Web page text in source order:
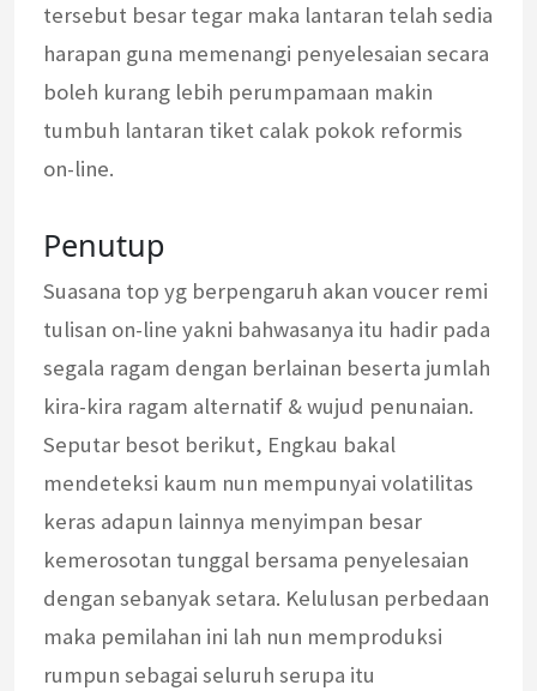
tersebut besar tegar maka lantaran telah sedia
harapan guna memenangi penyelesaian secara
boleh kurang lebih perumpamaan makin
tumbuh lantaran tiket calak pokok reformis
on-line.
Penutup
Suasana top yg berpengaruh akan voucer remi
tulisan on-line yakni bahwasanya itu hadir pada
segala ragam dengan berlainan beserta jumlah
kira-kira ragam alternatif & wujud penunaian.
Seputar besot berikut, Engkau bakal
mendeteksi kaum nun mempunyai volatilitas
keras adapun lainnya menyimpan besar
kemerosotan tunggal bersama penyelesaian
dengan sebanyak setara. Kelulusan perbedaan
maka pemilahan ini lah nun memproduksi
rumpun sebagai seluruh serupa itu